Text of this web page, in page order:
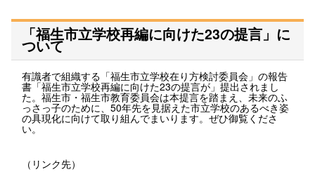
「福生市立学校再編に向けた23の提言」に
ついて
有識者で組織する「福生市立学校在り方検討委員会」の報告
書「福生市立学校再編に向けた23の提言が」提出されまし
た。福生市・福生市教育委員会は本提言を踏まえ、未来のふ
っさっ子のために、50年先を見据えた市立学校のあるべき姿
の具現化に向けて取り組んでまいります。ぜひ御覧くださ
い。
（リンク先）